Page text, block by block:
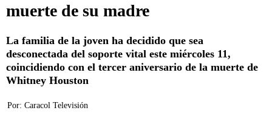
muerte de su madre
La familia de la joven ha decidido que sea
desconectada del soporte vital este miércoles 11,
coincidiendo con el tercer aniversario de la muerte de
Whitney Houston
Por: Caracol Televisión